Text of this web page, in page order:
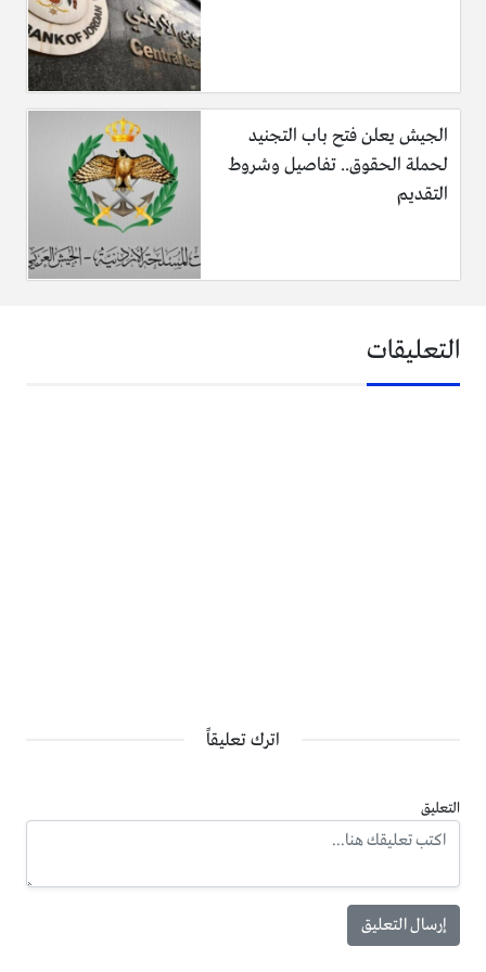
د. سيتم إبلاغ المتقدم بموعد ومكان المقابلة عن طريق رسالة نصية
جـ. الشهادة الجامعية المصدقة الأصلية أو صورة مصدقة عنها .
الجيش يعلن فتح باب التجنيد
لحملة الحقوق.. تفاصيل وشروط
التقديم
التعليقات
اترك تعليقاً
التعليق